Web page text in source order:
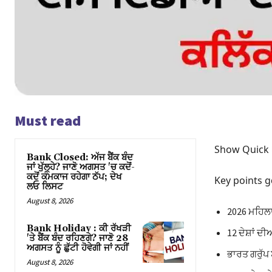
oku
panel
panel
panel
panel
Must read
Bank Closed: ਅੱਜ ਬੈਂਕ ਬੰਦ
ਜਾਂ ਖੁੱਲ੍ਹੇ? ਜਾਣੋ ਅਗਸਤ 'ਚ ਕਦੋਂ-
ਕਦੋਂ ਕੰਮਕਾਜ ਰਹੇਗਾ ਠੱਪ; ਦੇਖ
ਲਓ ਲਿਸਟ
August 8, 2026
Bank Holiday : ਕੀ ਰੱਖੜੀ
'ਤੇ ਬੈਂਕ ਬੰਦ ਰਹਿਣਗੇ? ਜਾਣੋ 28
ਅਗਸਤ ਨੂੰ ਛੁੱਟੀ ਹੋਵੇਗੀ ਜਾਂ ਨਹੀਂ
August 8, 2026
Show Quick
Key points
2026
12 ਦੇਸ਼ਾਂ
ਭਾਰਤ ਗਰੁੱਪ